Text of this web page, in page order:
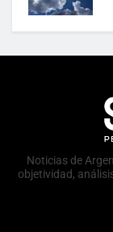
Noticias de
objetividad,